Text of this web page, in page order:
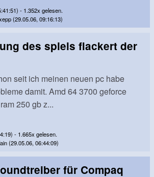
- 1.352x gelesen.
(29.05.06, 09:16:13)
des spiels flackert der
seit ich meinen neuen pc habe
damit. Amd 64 3700 geforce
250 gb z...
- 1.665x gelesen.
(29.05.06, 06:44:09)
für Compaq